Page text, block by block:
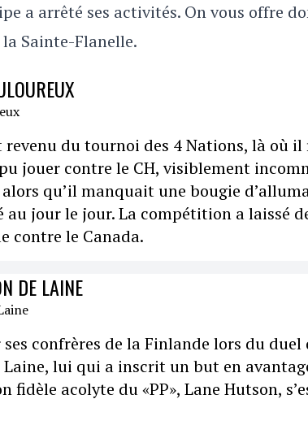
a arrêté ses activités. On vous offre
Sainte-Flanelle.
du tournoi des 4 Nations, là où il
jouer contre le CH, visiblement
qu’il manquait une bougie
au jour le jour. La compétition a laissé
contre le Canada.
DE LAINE
confrères de la Finlande lors du
lui qui a inscrit un but en
fidèle acolyte du «PP», Lane Hutson,